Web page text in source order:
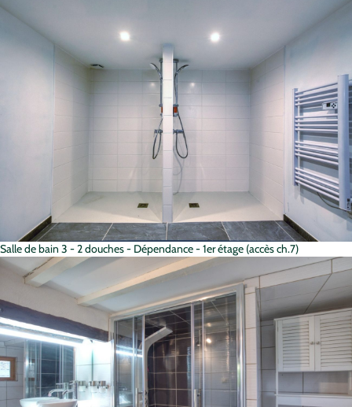
Salle de bain 3 - 2 douches - Dépendance - 1er étage (accès ch.7)